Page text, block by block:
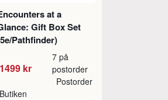
at a
Gift Box Set
Pathfinder)
1499 kr
7 på
postorder
Butiken
Postorder